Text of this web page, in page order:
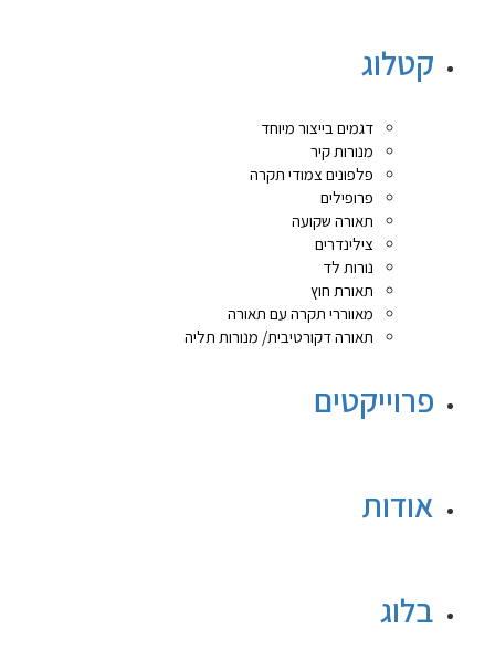
קטלוג
דגמים בייצור מיוחד
מנורות קיר
פלפונים צמודי תקרה
פרופילים
תאורה שקועה
צילינדרים
נורות לד
תאורת חוץ
מאווררי תקרה עם תאורה
תאורה דקורטיבית/ מנורות תליה
פרוייקטים
אודות
בלוג